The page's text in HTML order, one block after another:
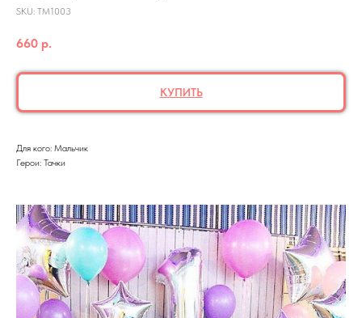
SKU: ТМ1003
660 р.
КУПИТЬ
Для кого: Мальчик
Герои: Тачки